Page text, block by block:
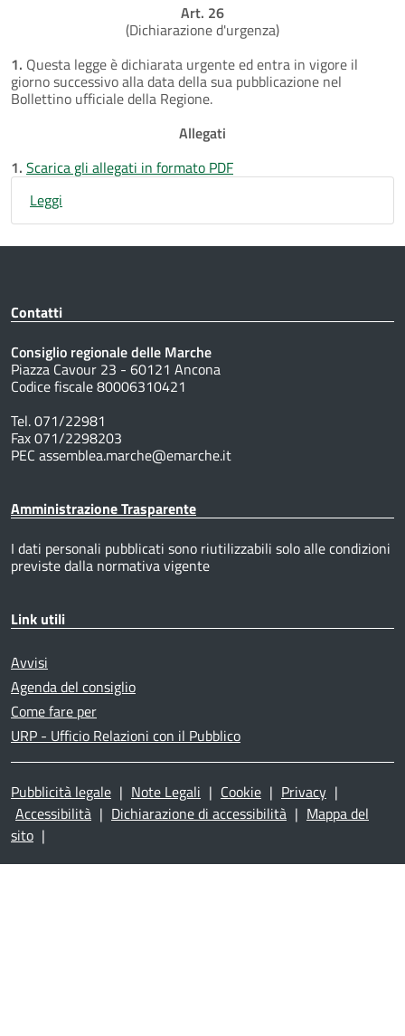
Art. 26
(Dichiarazione d'urgenza)
1. Questa legge è dichiarata urgente ed entra in vigore il
giorno successivo alla data della sua pubblicazione nel
Bollettino ufficiale della Regione.
Allegati
1. Scarica gli allegati in formato PDF
Leggi
Contatti
Consiglio regionale delle Marche
Piazza Cavour 23 - 60121 Ancona
Codice fiscale 80006310421
Tel. 071/22981
Fax 071/2298203
PEC assemblea.marche@emarche.it
Amministrazione Trasparente
I dati personali pubblicati sono riutilizzabili solo alle condizioni
previste dalla normativa vigente
Link utili
Avvisi
Agenda del consiglio
Come fare per
URP - Ufficio Relazioni con il Pubblico
Pubblicità legale | Note Legali | Cookie | Privacy |
Accessibilità | Dichiarazione di accessibilità | Mappa del
sito |